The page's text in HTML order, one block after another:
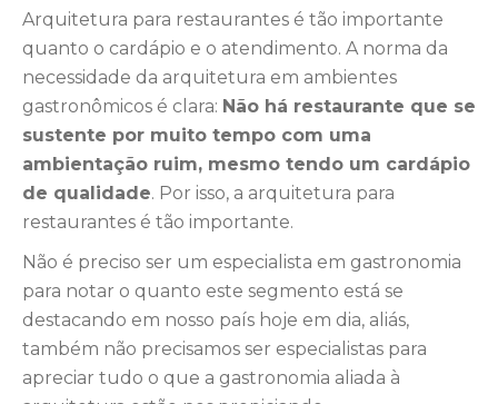
Arquitetura para restaurantes é tão importante
quanto o cardápio e o atendimento. A norma da
necessidade da arquitetura em ambientes
gastronômicos é clara: Não há restaurante que se
sustente por muito tempo com uma
ambientação ruim, mesmo tendo um cardápio
de qualidade. Por isso, a arquitetura para
restaurantes é tão importante.
Não é preciso ser um especialista em gastronomia
para notar o quanto este segmento está se
destacando em nosso país hoje em dia, aliás,
também não precisamos ser especialistas para
apreciar tudo o que a gastronomia aliada à